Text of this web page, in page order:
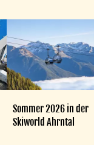
Sommer 2026 in der
Skiworld Ahrntal